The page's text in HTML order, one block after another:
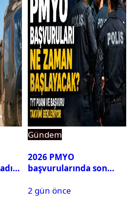
Gündem
2026 PMYO
başvurularında son
2 gün önce